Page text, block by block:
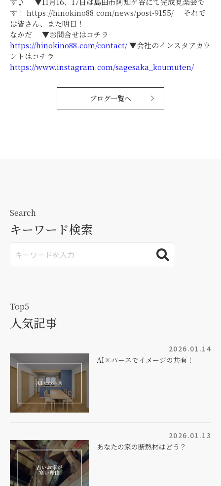
す！ https://hinokino88.com/news/post-9155/ それで
は皆さん、また明日！
なかだ ▼お問合せはコチラ
https://hinokino88.com/contact/▼会社のインスタアカウ
ントはコチラ
https://www.instagram.com/sagesaka_koumuten/
ブログ一覧へ
Search
キーワード検索
Top5
人気記事
2026.01.14
AI×パースでイメージの共有！
2026.01.13
あなたの家の断熱材はどう？